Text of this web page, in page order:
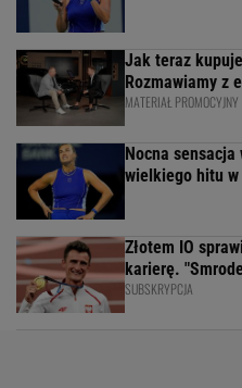
Jak teraz
Rozmawiamy z
MATERIAŁ PROMOCYJNY
Nocna
wielkiego hitu w
Złotem IO
karierę.
SUBSKRYPCJA